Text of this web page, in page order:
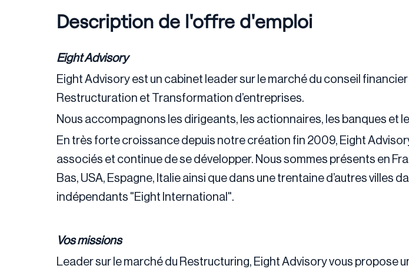
Description de l'offre d'emploi
Eight Advisory
Eight Advisory est un cabinet leader sur le marché du conseil
Restructuration et Transformation d’entreprises.
Nous accompagnons les dirigeants, les actionnaires, les banques et
En très forte croissance depuis notre création fin 2009, Eight
associés et continue de se développer. Nous sommes présents en
Bas, USA, Espagne, Italie ainsi que dans une trentaine d’autres villes
indépendants "Eight International".
Vos missions
Leader sur le marché du Restructuring, Eight Advisory vous propose